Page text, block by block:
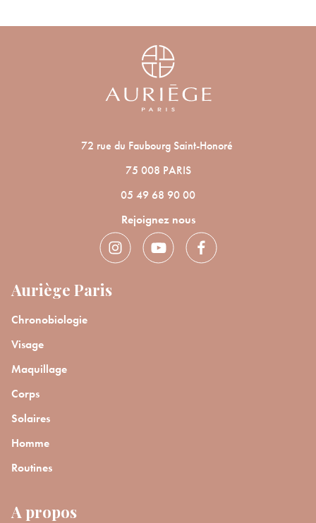
72 rue du Faubourg Saint-Honoré
75 008 PARIS
05 49 68 90 00
Rejoignez nous
Auriège Paris
Chronobiologie
Visage
Maquillage
Corps
Solaires
Homme
Routines
A propos
JE M’INSCRIS
En renseignant votre adresse e-mail, vous acceptez de recevoir des
communications par e-mail de la part d’Auriège.